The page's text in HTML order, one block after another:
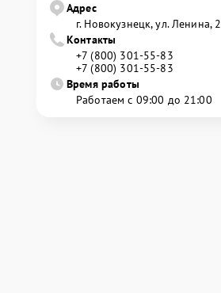
Адрес
г. Новокузнецк, ул. Ленина, 2
Контакты
+7 (800) 301-55-83
+7 (800) 301-55-83
Время работы
Работаем с 09:00 до 21:00